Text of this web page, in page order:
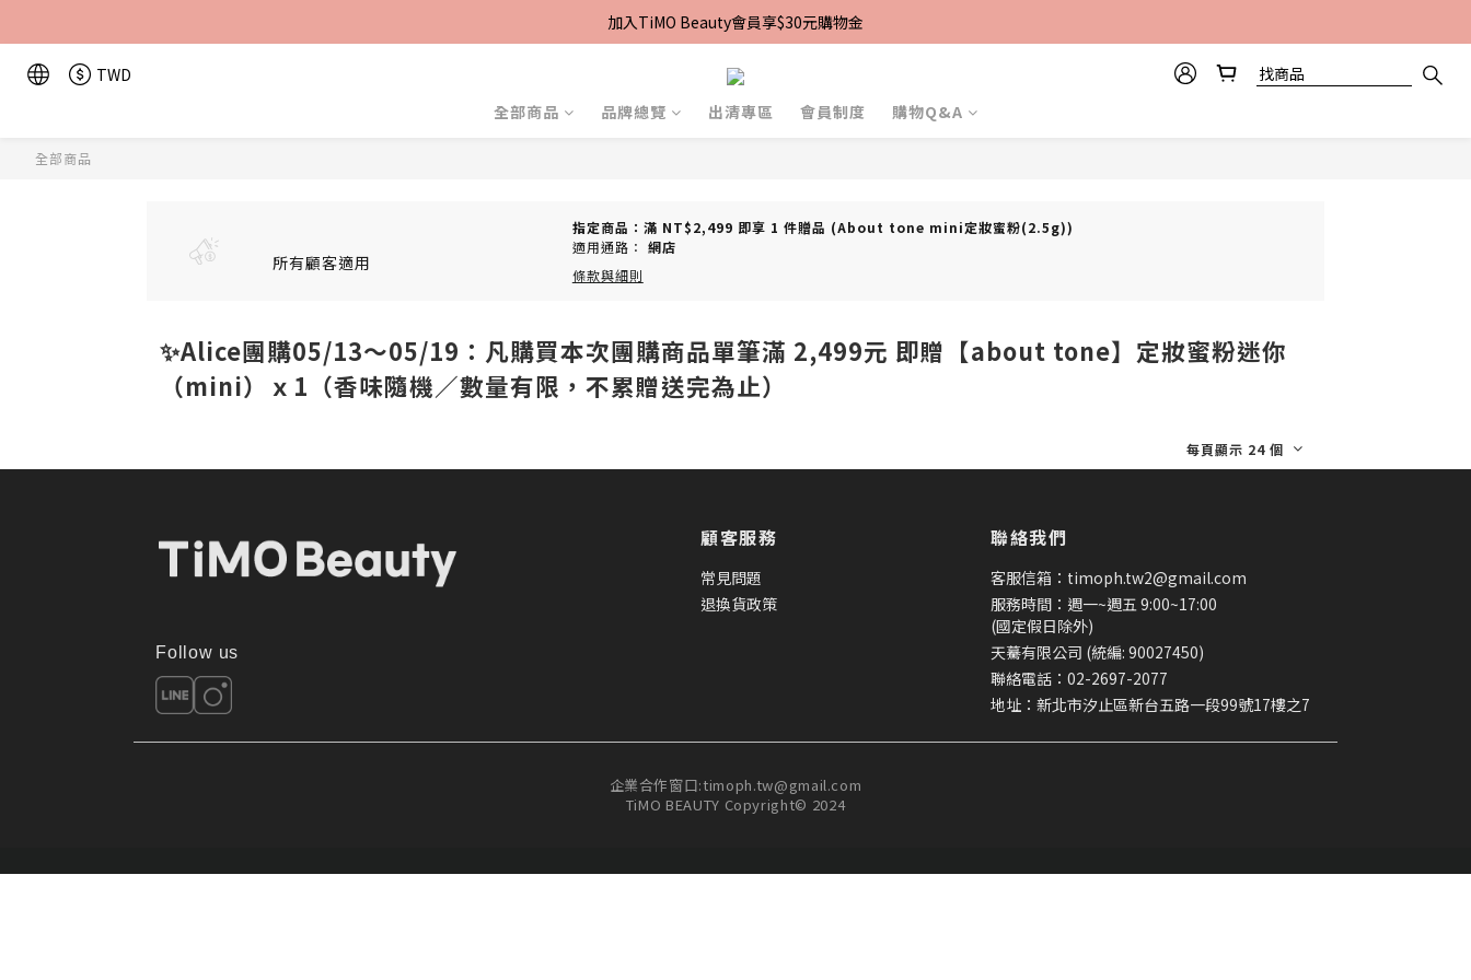
加入TiMO Beauty會員享$30元購物金
加入TiMO Beauty會員享$30元購物金
宅配｜台灣本島滿$2,499免運 | 台灣離島滿$2,999免運
超商｜全館滿 $1499 享免運優惠
TWD
全部商品
品牌總覽 出清專區 會員制度 購物Q&A
全部商品
所有顧客適用
指定商品：滿 NT$2,499 即享 1 件贈品 (About tone mini定妝蜜粉(2.5g))
適用通路： 網店
條款與細則
✨Alice團購05/13～05/19：凡購買本次團購商品單筆滿 2,499元 即贈【about tone】定妝蜜粉迷你
（mini）ｘ1（香味隨機／數量有限，不累贈送完為止）
每頁顯示 24 個
Follow us
顧客服務
常見問題
退換貨政策
聯絡我們
客服信箱：timoph.tw2@gmail.com
服務時間：週一~週五 9:00~17:00
(國定假日除外)
天驀有限公司 (統編: 90027450)
聯絡電話：02-2697-2077
地址：新北市汐止區新台五路一段99號17樓之7
企業合作窗口:timoph.tw@gmail.com
TiMO BEAUTY Copyright© 2024